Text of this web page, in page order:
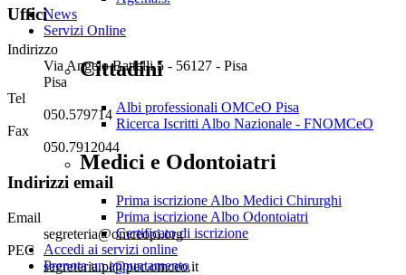
News
Servizi Online
Cittadini
Albi professionali OMCeO Pisa
Ricerca Iscritti Albo Nazionale - FNOMCeO
Medici e Odontoiatri
Prima iscrizione Albo Medici Chirurghi
Prima iscrizione Albo Odontoiatri
Certificato di iscrizione
Accedi ai servizi online
Prenota un appuntamento
Uffici
Indirizzo
Via Angelo Battelli 5 - 56127 - Pisa
Pisa
Tel
050.579714
Fax
050.7912044
Indirizzi email
Email
segreteria@omceopi.org
PEC
segreteria.pi@pec.omceo.it